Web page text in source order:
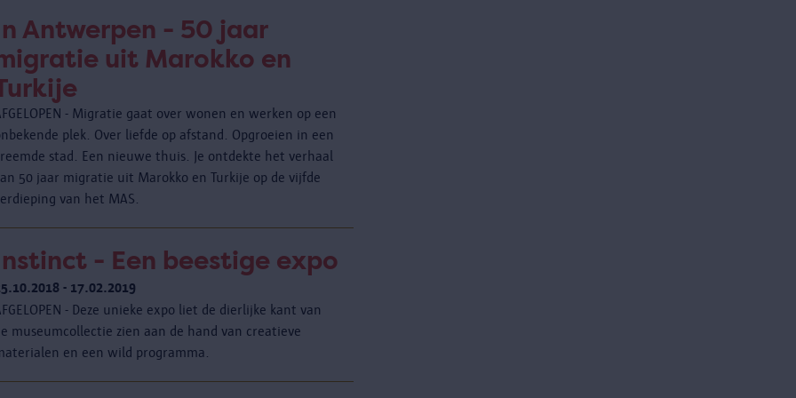
Antwerpen - 50 jaar
uit Marokko en
- Migratie gaat over wonen en werken op een
plek. Over liefde op afstand. Opgroeien in een
stad. Een nieuwe thuis. Je ontdekte het verhaal
50 jaar migratie uit Marokko en Turkije op de vijfde
van het MAS.
- Een beestige expo
- 17.02.2019
- Deze unieke expo liet de dierlijke kant van
museumcollectie zien aan de hand van creatieve
en een wild programma.